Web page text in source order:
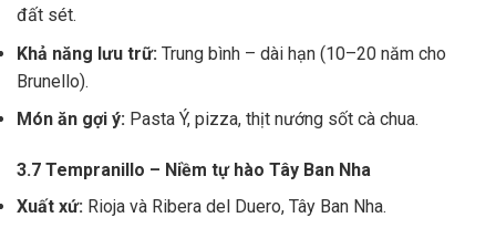
đất sét.
Khả năng lưu trữ: Trung bình – dài hạn (10–20 năm cho
Brunello).
Món ăn gợi ý: Pasta Ý, pizza, thịt nướng sốt cà chua.
3.7 Tempranillo – Niềm tự hào Tây Ban Nha
Xuất xứ: Rioja và Ribera del Duero, Tây Ban Nha.